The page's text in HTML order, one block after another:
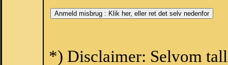
*) Disclaimer: Selvom